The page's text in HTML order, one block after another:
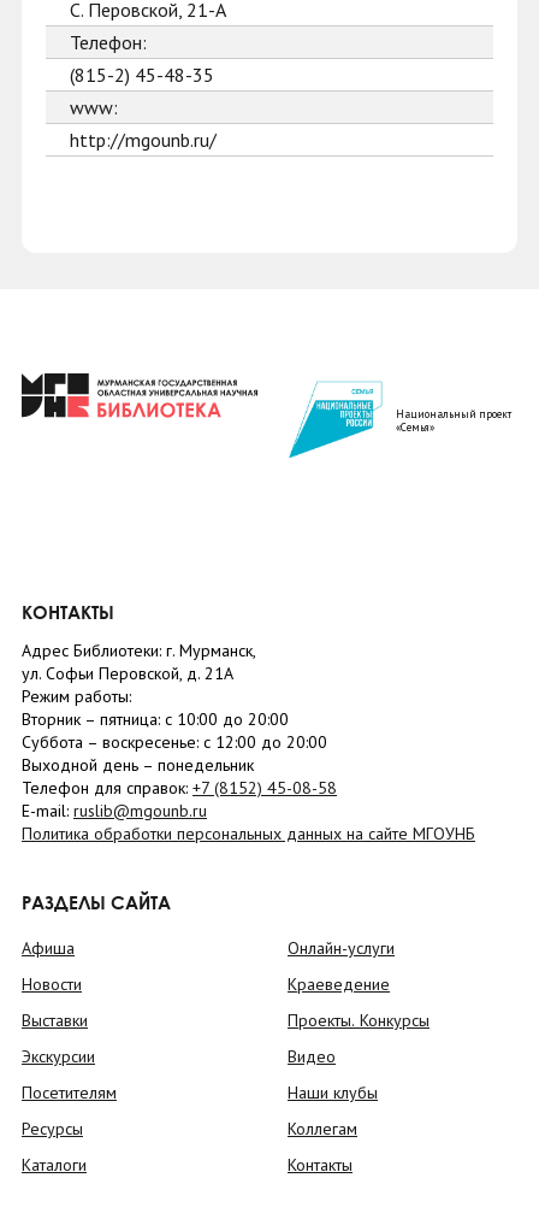
С. Перовской, 21-А
Телефон:
(815-2) 45-48-35
www:
http://mgounb.ru/
Национальный проект
«Семья»
КОНТАКТЫ
Адрес Библиотеки: г. Мурманск,
ул. Софьи Перовской, д. 21А
Режим работы:
Вторник – пятница: с 10:00 до 20:00
Суббота – воскресенье: c 12:00 до 20:00
Выходной день – понедельник
Телефон для справок: +7 (8152) 45-08-58
E-mail: ruslib@mgounb.ru
Политика обработки персональных данных на сайте МГОУНБ
РАЗДЕЛЫ САЙТА
Афиша
Новости
Выставки
Экскурсии
Посетителям
Ресурсы
Каталоги
Онлайн-услуги
Краеведение
Проекты. Конкурсы
Видео
Наши клубы
Коллегам
Контакты